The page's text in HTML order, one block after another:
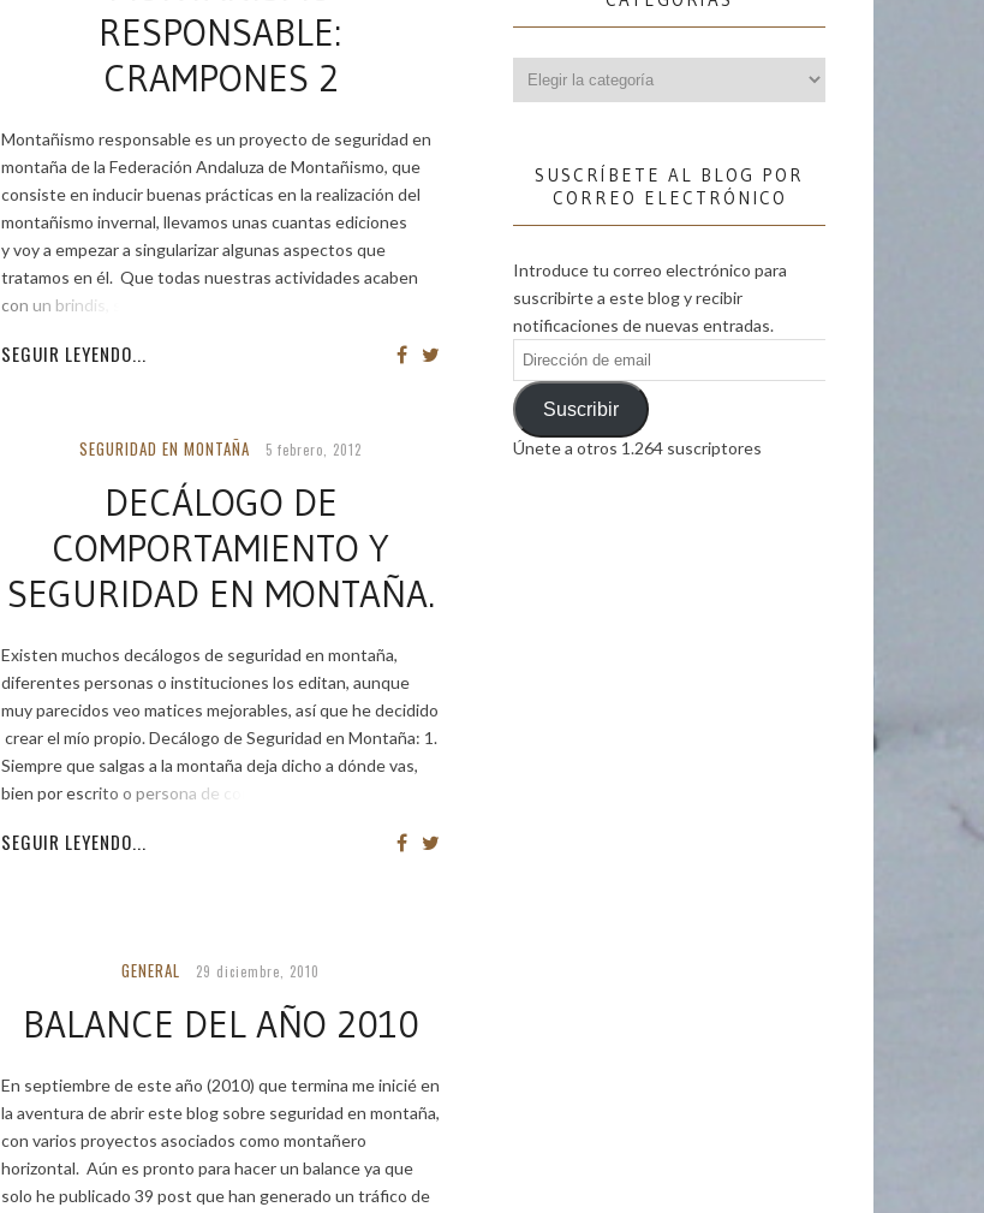
RESPONSABLE:
CRAMPONES 2
Montañismo responsable es un proyecto de seguridad en
montaña de la Federación Andaluza de Montañismo, que
consiste en inducir buenas prácticas en la realización del
montañismo invernal, llevamos unas cuantas ediciones
y voy a empezar a singularizar algunas aspectos que
tratamos en él. Que todas nuestras actividades acaben
con un brindis, siempre
SEGUIR LEYENDO...
SEGURIDAD EN MONTAÑA 5 febrero, 2012
DECÁLOGO DE
COMPORTAMIENTO Y
SEGURIDAD EN MONTAÑA.
Existen muchos decálogos de seguridad en montaña,
diferentes personas o instituciones los editan, aunque
muy parecidos veo matices mejorables, así que he decidido
crear el mío propio. Decálogo de Seguridad en Montaña: 1.
Siempre que salgas a la montaña deja dicho a dónde vas,
bien por escrito o persona de confianza,
SEGUIR LEYENDO...
GENERAL 29 diciembre, 2010
BALANCE DEL AÑO 2010
En septiembre de este año (2010) que termina me inicié en
la aventura de abrir este blog sobre seguridad en montaña,
con varios proyectos asociados como montañero
horizontal. Aún es pronto para hacer un balance ya que
solo he publicado 39 post que han generado un tráfico de
SUSCRÍBETE AL BLOG POR
CORREO ELECTRÓNICO
Introduce tu correo electrónico para
suscribirte a este blog y recibir
notificaciones de nuevas entradas.
Dirección
de
emailSuscribir
Únete a otros 1.264 suscriptores